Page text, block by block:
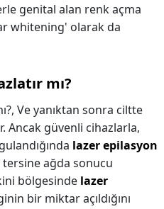
genital alan renk açma
whitening' olarak da
mı?
Ve yanıktan sonra ciltte
Ancak güvenli cihazlarla,
lazer epilasyon
ağda sonucu
bölgesinde lazer
bir miktar açıldığını